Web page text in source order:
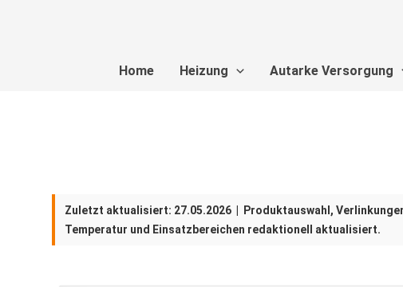
Home Heizung Autarke Versorgung
Zuletzt aktualisiert: 27.05.2026 | Produktauswahl,
Temperatur und Einsatzbereichen redaktionell aktualisiert.